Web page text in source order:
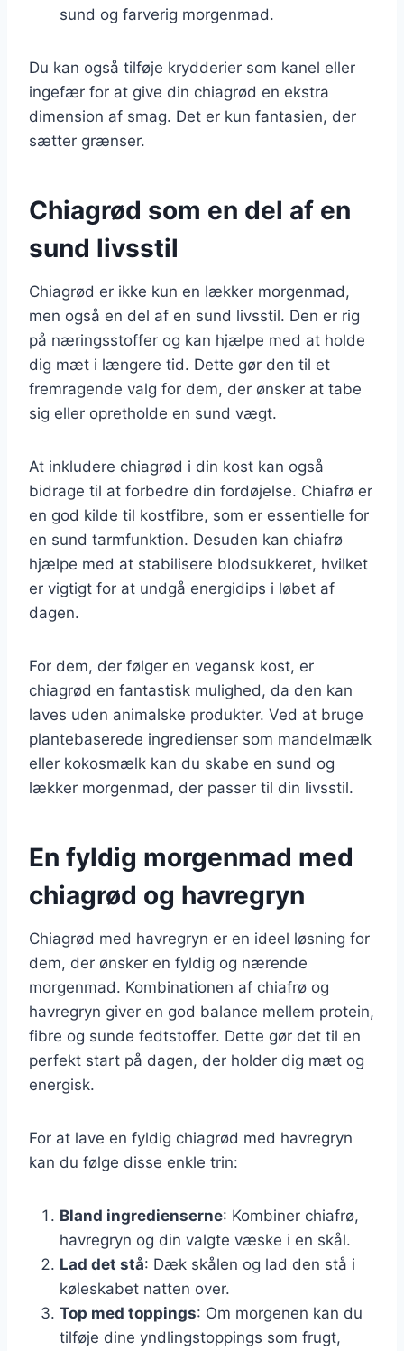
sund og farverig morgenmad.
Du kan også tilføje krydderier som kanel eller
ingefær for at give din chiagrød en ekstra
dimension af smag. Det er kun fantasien, der
sætter grænser.
Chiagrød som en del af en
sund livsstil
Chiagrød er ikke kun en lækker morgenmad,
men også en del af en sund livsstil. Den er rig
på næringsstoffer og kan hjælpe med at holde
dig mæt i længere tid. Dette gør den til et
fremragende valg for dem, der ønsker at tabe
sig eller opretholde en sund vægt.
At inkludere chiagrød i din kost kan også
bidrage til at forbedre din fordøjelse. Chiafrø er
en god kilde til kostfibre, som er essentielle for
en sund tarmfunktion. Desuden kan chiafrø
hjælpe med at stabilisere blodsukkeret, hvilket
er vigtigt for at undgå energidips i løbet af
dagen.
For dem, der følger en vegansk kost, er
chiagrød en fantastisk mulighed, da den kan
laves uden animalske produkter. Ved at bruge
plantebaserede ingredienser som mandelmælk
eller kokosmælk kan du skabe en sund og
lækker morgenmad, der passer til din livsstil.
En fyldig morgenmad med
chiagrød og havregryn
Chiagrød med havregryn er en ideel løsning for
dem, der ønsker en fyldig og nærende
morgenmad. Kombinationen af chiafrø og
havregryn giver en god balance mellem protein,
fibre og sunde fedtstoffer. Dette gør det til en
perfekt start på dagen, der holder dig mæt og
energisk.
For at lave en fyldig chiagrød med havregryn
kan du følge disse enkle trin:
Bland ingredienserne: Kombiner chiafrø,
havregryn og din valgte væske i en skål.
Lad det stå: Dæk skålen og lad den stå i
køleskabet natten over.
Top med toppings: Om morgenen kan du
tilføje dine yndlingstoppings som frugt,